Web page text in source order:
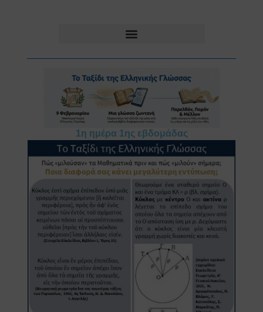
1η ημέρα 1ης εβδομάδας